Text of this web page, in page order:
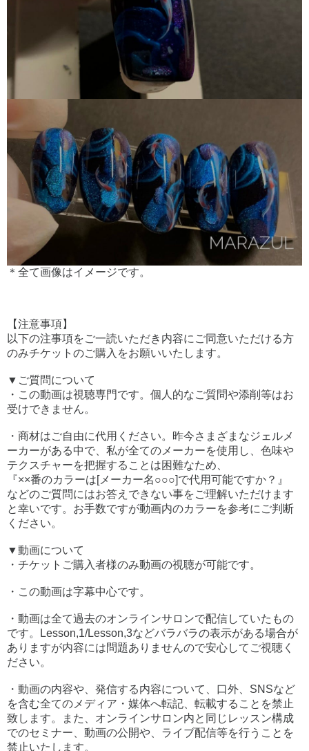
＊全て画像はイメージです。
【注意事項】
以下の注事項をご一読いただき内容にご同意いただける方
のみチケットのご購入をお願いいたします。
▼ご質問について
・この動画は視聴専門です。個人的なご質問や添削等はお
受けできません。
・商材はご自由に代用ください。昨今さまざまなジェルメ
ーカーがある中で、私が全てのメーカーを使用し、色味や
テクスチャーを把握することは困難なため、
『××番のカラーは[メーカー名○○○]で代用可能ですか？』
などのご質問にはお答えできない事をご理解いただけます
と幸いです。お手数ですが動画内のカラーを参考にご判断
ください。
▼動画について
・チケットご購入者様のみ動画の視聴が可能です。
・この動画は字幕中心です。
・動画は全て過去のオンラインサロンで配信していたもの
です。Lesson,1/Lesson,3などバラバラの表示がある場合が
ありますが内容には問題ありませんので安心してご視聴く
ださい。
・動画の内容や、発信する内容について、口外、SNSなど
を含む全てのメディア・媒体へ転記、転載することを禁止
致します。また、オンラインサロン内と同じレッスン構成
でのセミナー、動画の公開や、ライブ配信等を行うことを
禁止いたします。